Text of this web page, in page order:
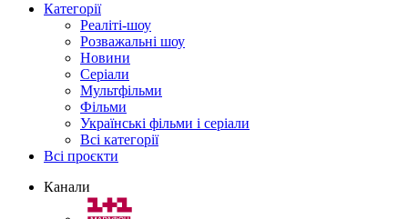
Категорії
Реаліті-шоу
Розважальні шоу
Новини
Серіали
Мультфільми
Фільми
Українські фільми і серіали
Всі категорії
Всі проєкти
Канали